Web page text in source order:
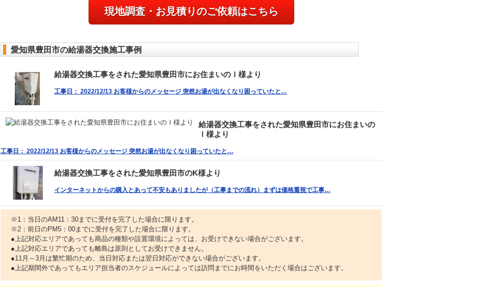
現地調査・お見積りのご依頼はこちら
愛知県豊田市の給湯器交換施工事例
給湯器交換工事をされた愛知県豊田市にお住まいのＩ様より
工事日： 2022/12/13 お客様からのメッセージ 突然お湯が出なくなり困っていたと…
給湯器交換工事をされた愛知県豊田市にお住まいの
Ｉ様より
工事日： 2022/12/13 お客様からのメッセージ 突然お湯が出なくなり困っていたと…
給湯器交換工事をされた愛知県豊田市のK様より
インターネットからの購入とあって不安もありましたが（工事までの流れ）まずは価格重視で工事…
※1：当日のAM11：30までに受付を完了した場合に限ります。
※2：前日のPM5：00までに受付を完了した場合に限ります。
●上記対応エリアであっても商品の種類や設置環境によっては、お受けできない場合がございます。
●上記対応エリアであっても離島は原則としてお受けできません。
●11月～3月は繁忙期のため、当日対応または翌日対応ができない場合がございます。
●上記期間外であってもエリア担当者のスケジュールによっては訪問までにお時間をいただく場合はございます。